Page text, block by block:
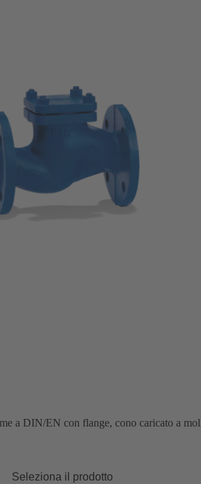
a DIN/EN con flange, cono caricato a
Seleziona il prodotto